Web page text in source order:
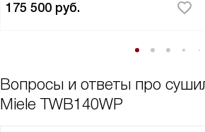
175 500 руб.
Вопросы и ответы про
Miele TWB140WP